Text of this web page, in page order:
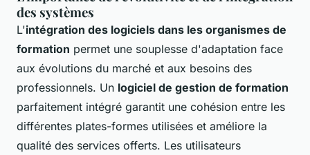
des systèmes
L'intégration des logiciels dans les organismes de
formation permet une souplesse d'adaptation face
aux évolutions du marché et aux besoins des
professionnels. Un logiciel de gestion de formation
parfaitement intégré garantit une cohésion entre les
différentes plates-formes utilisées et améliore la
qualité des services offerts. Les utilisateurs